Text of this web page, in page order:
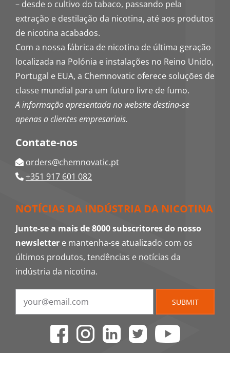
– desde o cultivo do tabaco, passando pela
extração e destilação da nicotina, até aos produtos
de nicotina acabados.
Com a nossa fábrica de nicotina de última geração
localizada na Polónia e instalações no Reino Unido,
Portugal e EUA, a Chemnovatic oferece soluções de
classe mundial para um futuro livre de fumo.
A informação apresentada no website destina-se
apenas a clientes empresariais.
Contate-nos
orders@chemnovatic.pt
+351 917 601 082
NOTÍCIAS DA INDÚSTRIA DA NICOTINA
Junte-se a mais de 8000 subscritores do nosso
newslettere mantenha-se atualizado com os
últimos produtos, tendências e notícias da
indústria da nicotina.
SUBMIT